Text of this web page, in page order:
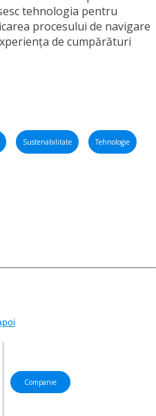
tehnologia pentru
procesului de navigare
de cumpărături
Sustenabilitate Tehnologie
Companie